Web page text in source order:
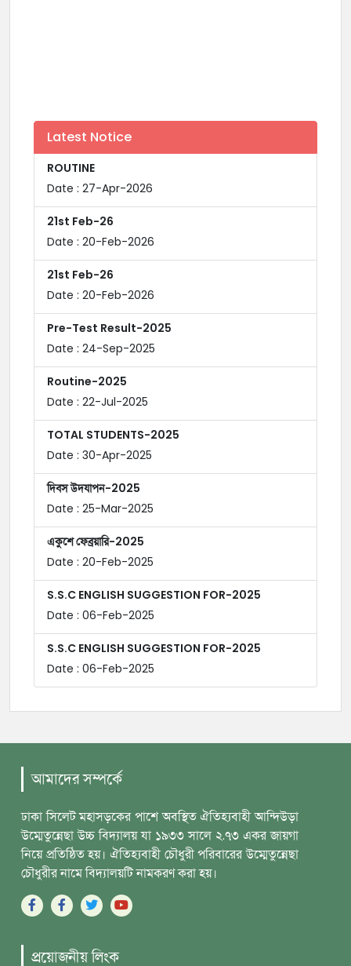
Latest Notice
ROUTINE
Date : 27-Apr-2026
21st Feb-26
Date : 20-Feb-2026
21st Feb-26
Date : 20-Feb-2026
Pre-Test Result-2025
Date : 24-Sep-2025
Routine-2025
Date : 22-Jul-2025
TOTAL STUDENTS-2025
Date : 30-Apr-2025
দিবস উদযাপন-2025
Date : 25-Mar-2025
একুশে ফেব্রয়ারি-2025
Date : 20-Feb-2025
S.S.C ENGLISH SUGGESTION FOR-2025
Date : 06-Feb-2025
S.S.C ENGLISH SUGGESTION FOR-2025
Date : 06-Feb-2025
আমাদের সম্পর্কে
ঢাকা সিলেট মহাসড়কের পাশে অবস্থিত ঐতিহ্যবাহী আন্দিউড়া
উম্মেতুন্নেছা উচ্চ বিদ্যালয় যা ১৯৩৩ সালে ২.৭৩ একর জায়গা
নিয়ে প্রতিষ্ঠিত হয়। ঐতিহ্যবাহী চৌধুরী পরিবারের উম্মেতুন্নেছা
চৌধুরীর নামে বিদ্যালয়টি নামকরণ করা হয়।
প্রয়োজনীয় লিংক